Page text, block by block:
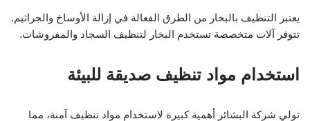
يعتبر التنظيف بالبخار من الطرق الفعالة في إزالة الأوساخ والجراثيم.
تتوفر آلات متخصصة تستخدم البخار لتنظيف السجاد والمفروشات.
استخدام مواد تنظيف صديقة للبيئة
تولي شركة البشائر أهمية كبيرة لاستخدام مواد تنظيف آمنة، مما